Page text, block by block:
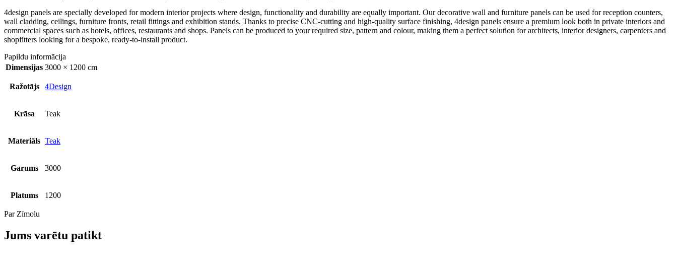
4design panels are specially developed for modern interior projects where design, functionality and durability are equally important. Our decorative wall and furniture panels can be used for reception counters,
wall cladding, ceilings, furniture fronts, retail fittings and exhibition stands. Thanks to precise CNC-cutting and high-quality surface finishing, 4design panels ensure a premium look both in private interiors and
commercial spaces such as hotels, offices, restaurants and shops. Panels can be produced to your required size, pattern and colour, making them a perfect solution for architects, interior designers, carpenters and
shopfitters looking for a bespoke, ready-to-install product.
Papildu informācija
Dimensijas 3000 × 1200 cm
Ražotājs 4Design
Krāsa Teak
Materiāls Teak
Garums 3000
Platums 1200
Par Zīmolu
Jums varētu patikt